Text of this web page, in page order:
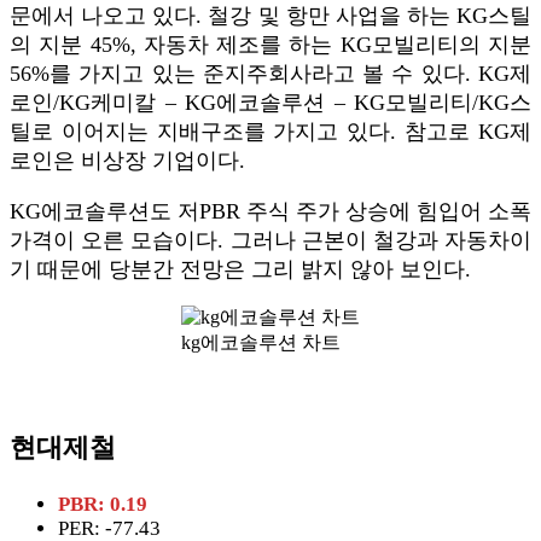
문에서 나오고 있다. 철강 및 항만 사업을 하는 KG스틸
의 지분 45%, 자동차 제조를 하는 KG모빌리티의 지분
56%를 가지고 있는 준지주회사라고 볼 수 있다. KG제
로인/KG케미칼 – KG에코솔루션 – KG모빌리티/KG스
틸로 이어지는 지배구조를 가지고 있다. 참고로 KG제
로인은 비상장 기업이다.
KG에코솔루션도 저PBR 주식 주가 상승에 힘입어 소폭
가격이 오른 모습이다. 그러나 근본이 철강과 자동차이
기 때문에 당분간 전망은 그리 밝지 않아 보인다.
kg에코솔루션 차트
현대제철
PBR: 0.19
PER: -77.43